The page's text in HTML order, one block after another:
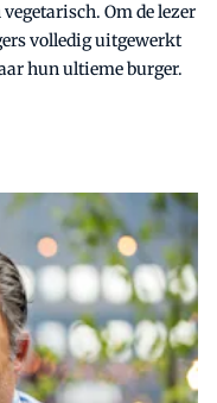
Om de lezer
volledig uitgewerkt
hun ultieme burger.